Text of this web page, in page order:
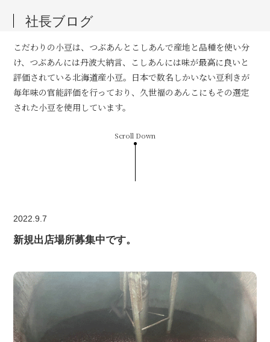
社長ブログ
こだわりの小豆は、つぶあんとこしあんで産地と品種を使い分
け、つぶあんには丹波大納言、こしあんには味が最高に良いと
評価されている北海道産小豆。日本で数名しかいない豆利きが
毎年味の官能評価を行っており、久世福のあんこにもその選定
された小豆を使用しています。
Scroll Down
2022.9.7
新規出店場所募集中です。